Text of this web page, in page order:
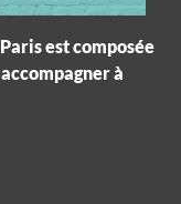
est composée
à